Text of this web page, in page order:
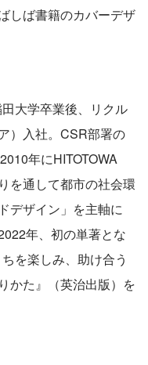
しば書籍のカバーデザ
大学卒業後、リクル
）入社。CSR部署の
年にHITOTOWA
を通して都市の社会環
デザイン」を主軸に
年、初の単著とな
を楽しみ、助け合う
かた』（英治出版）を